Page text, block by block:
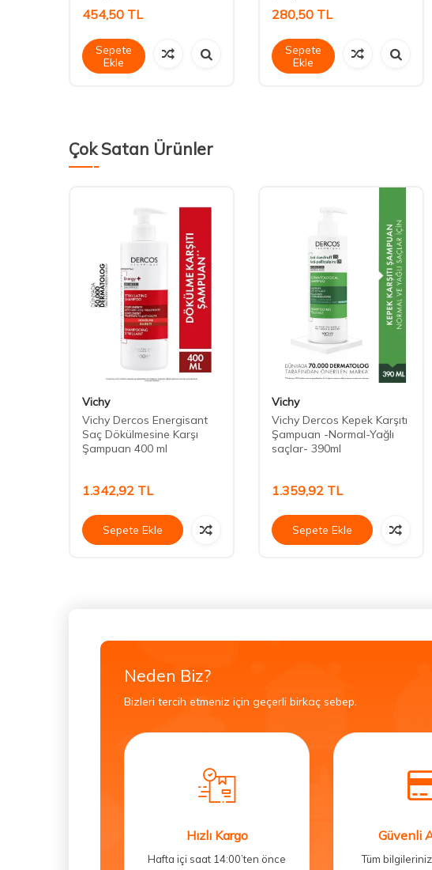
454,50 TL
Sepete
Ekle
280,50 TL
Sepete
Ekle
Çok Satan Ürünler
Vichy
Vichy Dercos Energisant
Saç Dökülmesine Karşı
Şampuan 400 ml
1.342,92 TL
Sepete Ekle
Vichy
Vichy Dercos Kepek Karşıtı
Şampuan -Normal-Yağlı
saçlar- 390ml
1.359,92 TL
Sepete Ekle
Neden Biz?
Bizleri tercih etmeniz için geçerli birkaç sebep.
Hızlı Kargo
Hafta içi saat 14:00’ten önce
Güvenli
Tüm